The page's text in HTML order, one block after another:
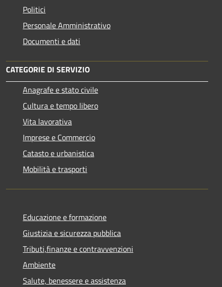
Politici
Personale Amministrativo
Documenti e dati
CATEGORIE DI SERVIZIO
Anagrafe e stato civile
Cultura e tempo libero
Vita lavorativa
Imprese e Commercio
Catasto e urbanistica
Mobilità e trasporti
Educazione e formazione
Giustizia e sicurezza pubblica
Tributi,finanze e contravvenzioni
Ambiente
Salute, benessere e assistenza